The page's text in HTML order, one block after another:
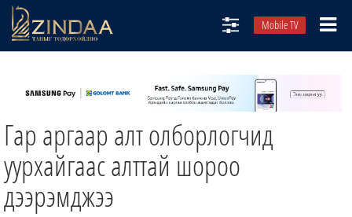
Mobile TV
ТВ8
ӨГЛӨӨНИЙ СОНИН
АУДИО ЗОХИОЛ
ЗИНДАА СЭТГҮҮЛ
Гар аргаар алт олборлогчид
уурхайгаас алттай шороо
дээрэмджээ